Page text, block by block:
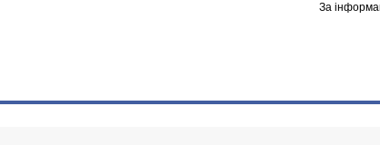
За